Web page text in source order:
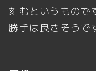
刻むというもので
勝手は良さそうで